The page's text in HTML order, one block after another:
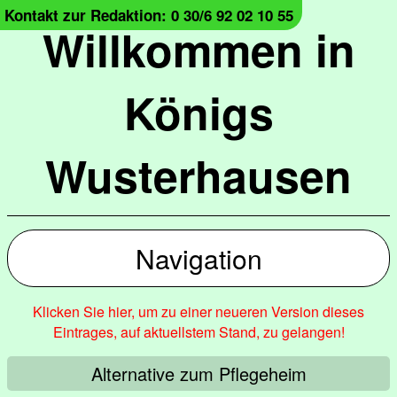
Willkommen in
Königs
Wusterhausen
Kontakt zur Redaktion: 0 30/6 92 02 10 55
Navigation
Klicken Sie hier, um zu einer neueren Version dieses
Eintrages, auf aktuellstem Stand, zu gelangen!
Alternative zum Pflegeheim